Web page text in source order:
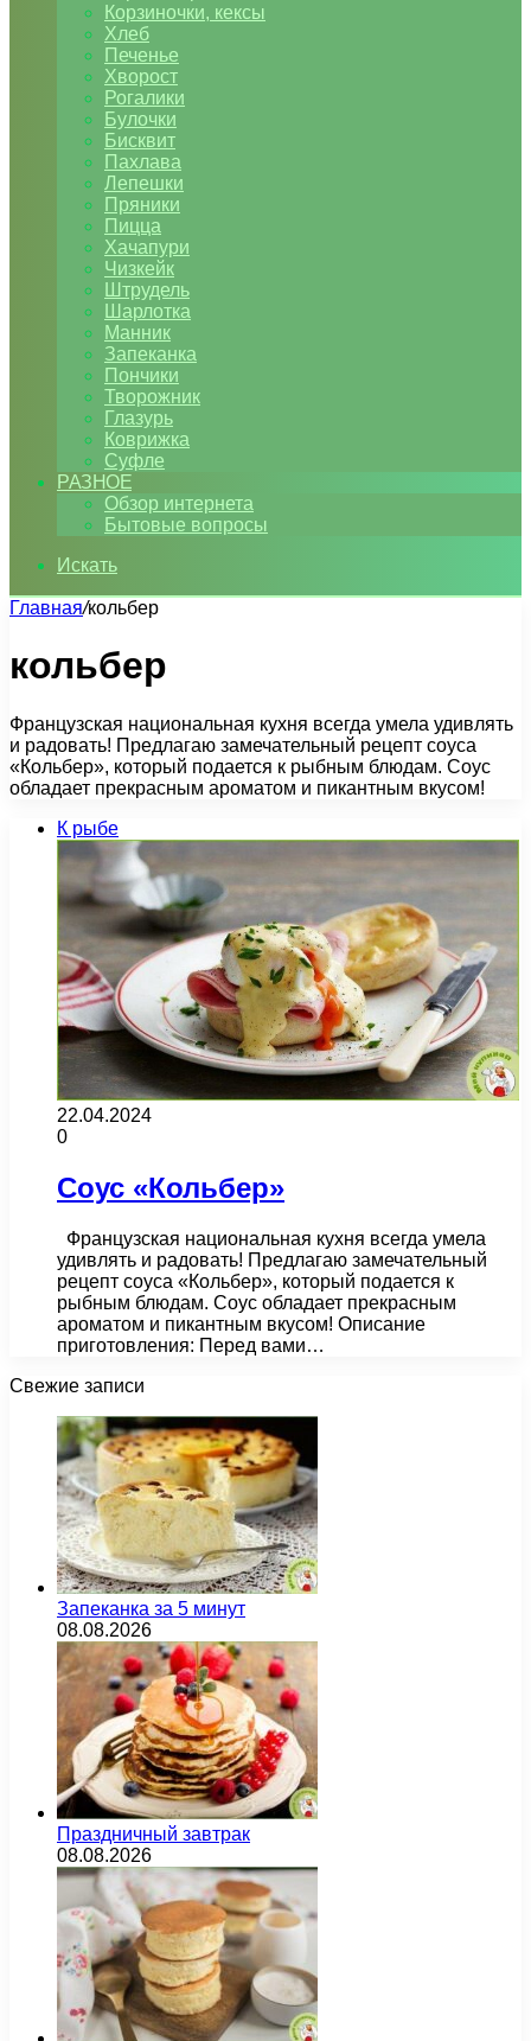
Корзиночки, кексы
Хлеб
Печенье
Хворост
Рогалики
Булочки
Бисквит
Пахлава
Лепешки
Пряники
Пицца
Хачапури
Чизкейк
Штрудель
Шарлотка
Манник
Запеканка
Пончики
Творожник
Глазурь
Коврижка
Суфле
РАЗНОЕ
Обзор интернета
Бытовые вопросы
Искать
Главная/кольбер
кольбер
Французская национальная кухня всегда умела удивлять
и радовать! Предлагаю замечательный рецепт соуса
«Кольбер», который подается к рыбным блюдам. Соус
обладает прекрасным ароматом и пикантным вкусом!
К рыбе
22.04.2024
0
Соус «Кольбер»
Французская национальная кухня всегда умела
удивлять и радовать! Предлагаю замечательный
рецепт соуса «Кольбер», который подается к
рыбным блюдам. Соус обладает прекрасным
ароматом и пикантным вкусом! Описание
приготовления: Перед вами…
Свежие записи
Запеканка за 5 минут
08.08.2026
Праздничный завтрак
08.08.2026